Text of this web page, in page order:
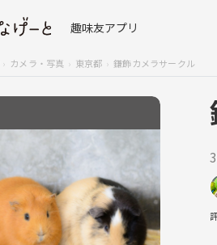
趣味友アプリ
カメラ・写真 東京都 鎌飾カメラサークル